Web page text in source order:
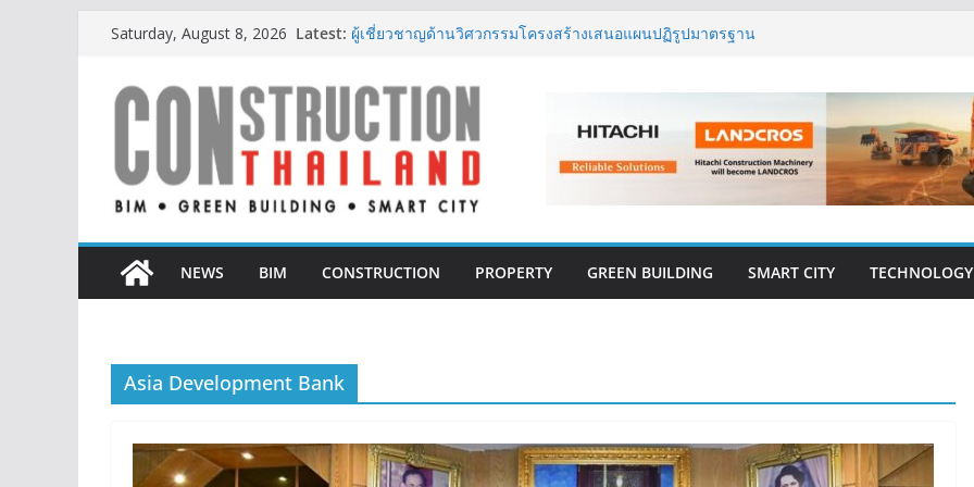
Skip
content
Saturday, August 8, 2026 Latest: IHG Hotels & Resorts เปิดตัว ฮอลิเดย์ อินน์ เอ็กซ์เพรส อ่าวนาง
ตั้งแต่การออกแบบถึงการตรวจสอบอาคารไทย รับมือแผ่นดินไหว
TITLE เผยรายได้ครึ่งปีแรก’69 มากกว่า 2,000 ล้านบาท เติบโต
377% ชี้ดีมานด์ภูเก็ตยังแกร่ง
BCT Expo 2026 ชูแนวคิด “Empowering Net Zero in
Construction & Mining” ขับเคลื่อนอุตสาหกรรมก่อสร้างและ
เหมืองแร่สู่สังคมคาร์บอนต่ำอย่างยั่งยืน
สร้างการเติบโตอย่างยั่งยืน
NEWS
BIM CONSTRUCTION PROPERTY GREEN BUILDING SMART CITY TECHNOLOGY
Asia Development Bank
CONSTRUCTION
THAILAND : VOL.33
(May-Jun 2026)